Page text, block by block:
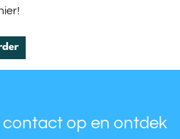
op en ontdek